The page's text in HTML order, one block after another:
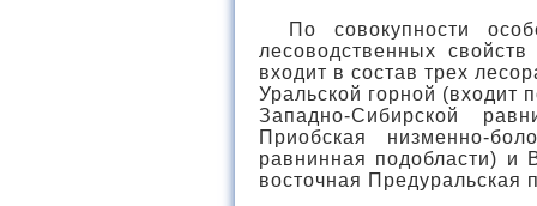
По совокупности
лесоводственных
входит в состав трех
Уральской горной (входит
Западно-Сибирской
Приобская низменно-
равнинная подобласти) и
восточная Предуральская